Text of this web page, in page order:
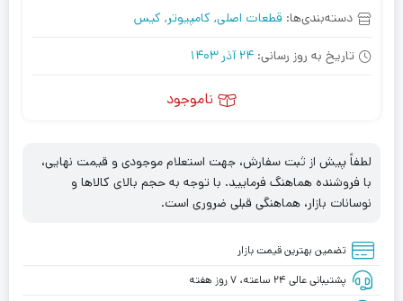
دسته‌بندی‌ها: قطعات اصلی, کامپیوتر, کیس
تاریخ به روز رسانی: 24 آذر 1403
ناموجود
لطفاً پیش از ثبت سفارش، جهت استعلام موجودی و قیمت نهایی،
با فروشنده هماهنگ فرمایید. با توجه به حجم بالای کالاها و
نوسانات بازار، هماهنگی قبلی ضروری است.
تضمین بهترین قیمت بازار
پشتیبانی عالی ۲۴ ساعته، ۷ روز هفته